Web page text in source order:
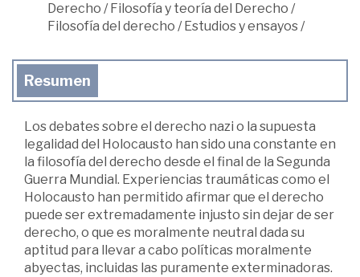
Derecho /Filosofía y teoría del Derecho /
Filosofía del derecho /Estudios y ensayos/
Resumen
Los debates sobre el derecho nazi o la supuesta
legalidad del Holocausto han sido una constante en
la filosofía del derecho desde el final de la Segunda
Guerra Mundial. Experiencias traumáticas como el
Holocausto han permitido afirmar que el derecho
puede ser extremadamente injusto sin dejar de ser
derecho, o que es moralmente neutral dada su
aptitud para llevar a cabo políticas moralmente
abyectas, incluidas las puramente exterminadoras.